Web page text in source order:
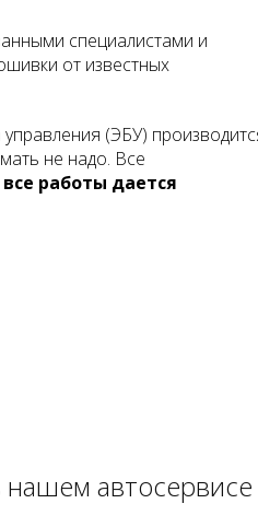
специалистами и
от известных
(ЭБУ)
не надо. Все
работы дается
нашем автосервисе